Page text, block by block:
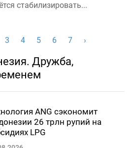
стабилизировать...
3 4 5 6 7 ›
Дружба,
ANG сэкономит
26 трлн рупий на
LPG